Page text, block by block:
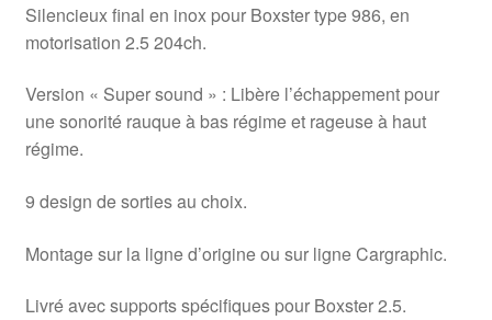
Silencieux final en inox pour Boxster type 986, en
motorisation 2.5 204ch.
Version « Super sound » : Libère l’échappement pour
une sonorité rauque à bas régime et rageuse à haut
régime.
9 design de sorties au choix.
Montage sur la ligne d’origine ou sur ligne Cargraphic.
Livré avec supports spécifiques pour Boxster 2.5.